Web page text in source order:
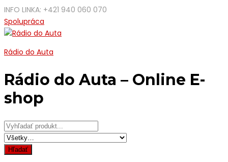
INFO LINKA: +421 940 060 070
Spolupráca
Rádio do Auta
Rádio do Auta – Online E-
shop